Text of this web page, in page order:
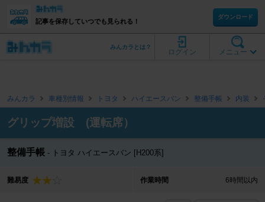
記事を保存していつでも見られる！
ダウンロード
メニュー
ログイン
みんカラとは？
みんカラ 車種別情報 トヨタ ハイエースバン 整備手帳 内装
グリップ増設 (運転席）
整備手帳 トヨタ ハイエースバン [H200系]
難易度 作業時間 6時間以内